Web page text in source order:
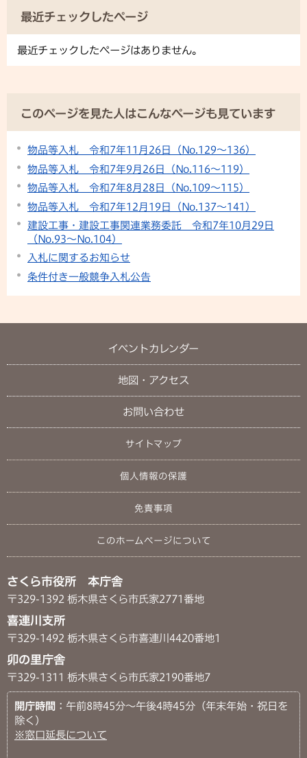
最近チェックしたページ
最近チェックしたページはありません。
このページを見た人はこんなページも見ています
物品等入札 令和7年11月26日（No.129～136）
物品等入札 令和7年9月26日（No.116～119）
物品等入札 令和7年8月28日（No.109～115）
物品等入札 令和7年12月19日（No.137～141）
建設工事・建設工事関連業務委託 令和7年10月29日
（No.93〜No.104）
入札に関するお知らせ
条件付き一般競争入札公告
イベントカレンダー
地図・アクセス
お問い合わせ
サイトマップ
個人情報の保護
免責事項
このホームページについて
さくら市役所 本庁舎
〒329-1392 栃木県さくら市氏家2771番地
喜連川支所
〒329-1492 栃木県さくら市喜連川4420番地1
卯の里庁舎
〒329-1311 栃木県さくら市氏家2190番地7
開庁時間 ：午前8時45分～午後4時45分（年末年始・祝日を
除く）
※窓口延長について